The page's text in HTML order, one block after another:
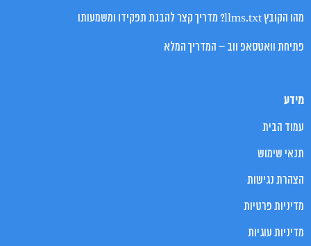
מהו הקובץ llms.txt? מדריך קצר להבנת תפקידו ומשמעותו
פתיחת וואטסאפ ווב – המדריך המלא
מידע
עמוד הבית
תנאי שימוש
הצהרת נגישות
מדיניות פרטיות
מדיניות עוגיות